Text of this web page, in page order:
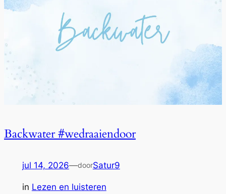
Backwater #wedraaiendoor
jul 14, 2026—doorSatur9
in Lezen en luisteren